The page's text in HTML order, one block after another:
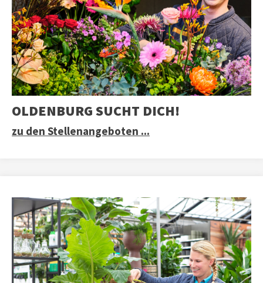
OLDENBURG SUCHT DICH!
zu den Stellenangeboten ...